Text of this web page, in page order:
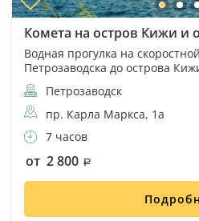
Комета на остров Кижи и
Водная прогулка на
Петрозаводска до острова
Петрозаводск
пр. Карла Маркса, 1а
7 часов
от 2 800